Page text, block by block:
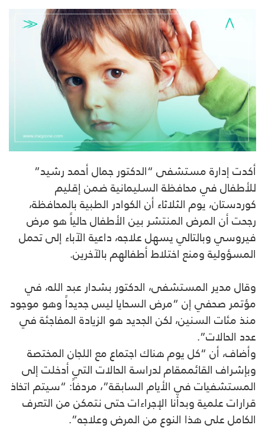
أكدت إدارة مستشفى “الدكتور جمال أحمد رشيد”
للأطفال في محافظة السليمانية ضمن إقليم
كوردستان، يوم الثلاثاء أن الكوادر الطبية بالمحافظة،
رجحت أن المرض المنتشر بين الأطفال حالياً هو مرض
فيروسي وبالتالي يسهل علاجه، داعية الآباء إلى تحمل
المسؤولية ومنع اختلاط أطفالهم بالآخرين.
وقال مدير المستشفى، الدكتور بشدار عبد الله، في
مؤتمر صحفي إن “مرض السحايا ليس جديداً وهو موجود
منذ مئات السنين، لكن الجديد هو الزيادة المفاجئة في
عدد الحالات”.
وأضاف، أن “كل يوم هناك اجتماع مع اللجان المختصة
وبإشراف القائممقام لدراسة الحالات التي أدخلت إلى
المستشفيات في الأيام السابقة”، مردفاً: “سيتم اتخاذ
قرارات علمية وبدأنا الإجراءات حتى نتمكن من التعرف
الكامل على هذا النوع من المرض وعلاجه”.